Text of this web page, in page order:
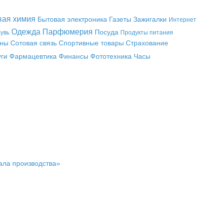
химия Бытовая электроника Газеты Зажигалки Интернет
Одежда Парфюмерия Посуда Продукты питания
Сотовая связь Спортивные товары Страхование
Фармацевтика Финансы Фототехника Часы
производства»